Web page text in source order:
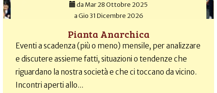
da Mar 28 Ottobre 2025
aGio 31 Dicembre 2026
Pianta Anarchica
Eventi a scadenza (più o meno) mensile, per analizzare
e discutere assieme fatti, situazioni o tendenze che
riguardano la nostra società e che ci toccano da vicino.
Incontri aperti allo...